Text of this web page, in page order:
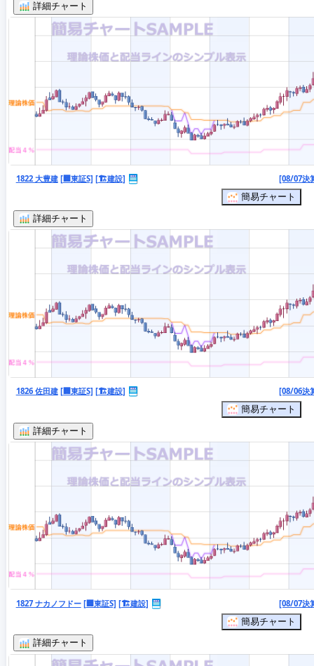
詳細チャート
1822 大豊建 [🏢東証S] [🏗️建設]
[08/07決
簡易チャート
詳細チャート
1826 佐田建 [🏢東証S] [🏗️建設]
[08/06決
簡易チャート
詳細チャート
1827 ナカノフドー [🏢東証S] [🏗️建設]
[08/07決
簡易チャート
詳細チャート